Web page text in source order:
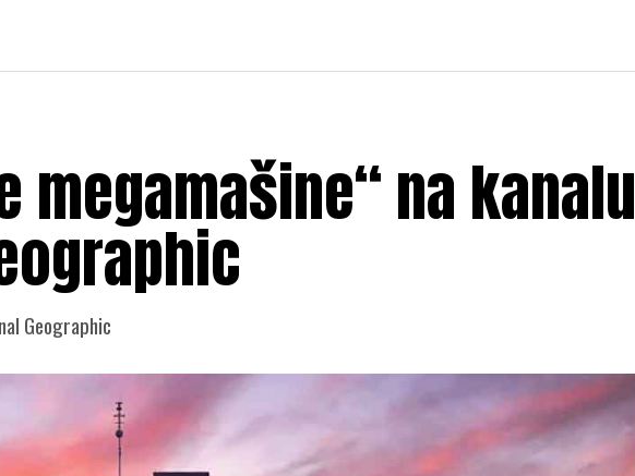
megamašine“ na kanalu
Geographic